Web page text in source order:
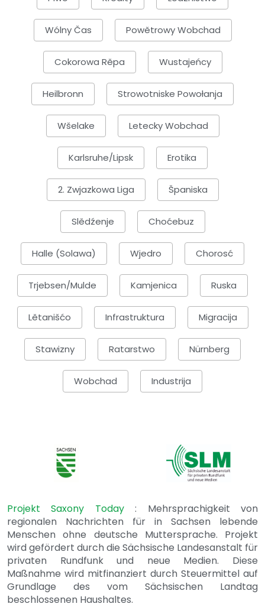
Wólny Čas Powětrowy Wobchad
Cokorowa Rěpa Wustajeńcy
Heilbronn Strowotniske Powołanja
Wšelake Letecky Wobchad
Karlsruhe/Lipsk Erotika
2. Zwjazkowa Liga Španiska
Slědźenje Choćebuz
Halle (Solawa) Wjedro Chorosć
Trjebsen/Mulde Kamjenica Ruska
Lětanišćo Infrastruktura Migracija
Stawizny Ratarstwo Nürnberg
Wobchad Industrija
Projekt Saxony Today: Mehrsprachigkeit von
regionalen Nachrichten für in Sachsen lebende
Menschen ohne deutsche Muttersprache. Projekt
wird gefördert durch die Sächsische Landesanstalt für
privaten Rundfunk und neue Medien. Diese
Maßnahme wird mitfinanziert durch Steuermittel auf
Grundlage des vom Sächsischen Landtag
beschlossenen Haushaltes.